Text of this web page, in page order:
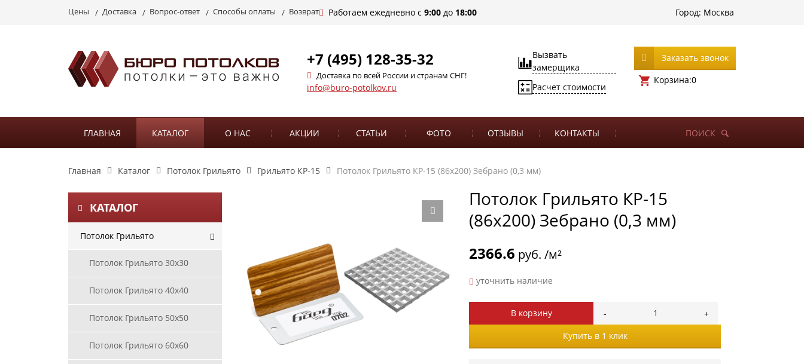
Работаем ежедневно с 9:00 до 18:00 Город: Москва
Цены Доставка Вопрос-ответ Способы оплаты Возврат
+7 (495) 128-35-32
Доставка по всей России и странам СНГ!
info@buro-potolkov.ru
Вызвать
замерщика
Расчет стоимости
Заказать звонок
Корзина:0
ГЛАВНАЯ КАТАЛОГ О НАС АКЦИИ СТАТЬИ ФОТО ОТЗЫВЫ КОНТАКТЫ ПОИСК
Главная Каталог Потолок Грильято Грильято КР-15 Потолок Грильято КР-15 (86х200) Зебрано (0,3 мм)
КАТАЛОГ
Потолок Грильято
Потолок Грильято 30х30
Потолок Грильято 40х40
Потолок Грильято 50х50
Потолок Грильято 60х60
Потолок Грильято КР-15
(86х200) Зебрано (0,3 мм)
2366.6 руб. /м²
уточнить наличие
В корзину
Купить в 1 клик